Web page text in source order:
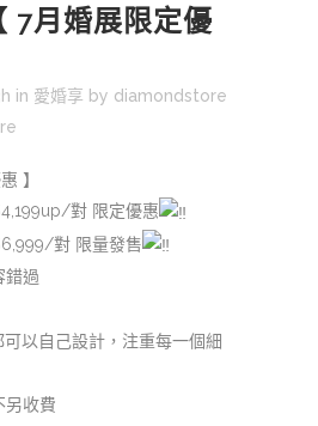
7月婚展限定優
in 愛婚享 by diamondstore
】
對 限定優惠
對 限量發售
錯過
以自己設計，注重每一個細
另收費